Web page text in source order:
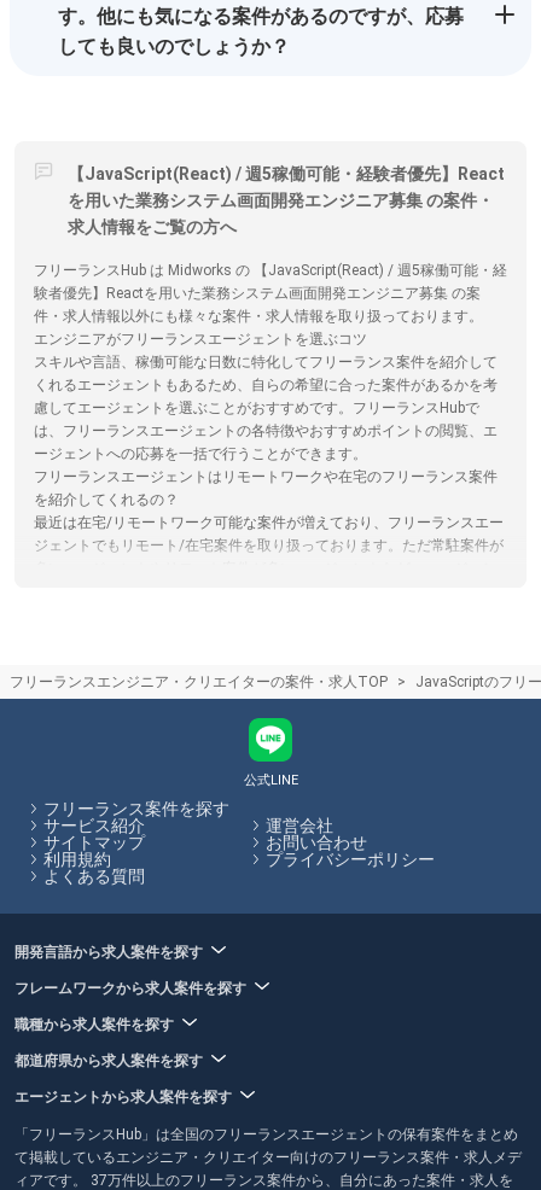
す。他にも気になる案件があるのですが、応募
しても良いのでしょうか？
【JavaScript(React) / 週5稼働可能・経験者優先】React
を用いた業務システム画面開発エンジニア募集 の案件・
求人情報をご覧の方へ
フリーランスHub は Midworks の 【JavaScript(React) / 週5稼働可能・経
験者優先】Reactを用いた業務システム画面開発エンジニア募集 の案
件・求人情報以外にも様々な案件・求人情報を取り扱っております。
エンジニアがフリーランスエージェントを選ぶコツ
スキルや言語、稼働可能な日数に特化してフリーランス案件を紹介して
くれるエージェントもあるため、自らの希望に合った案件があるかを考
慮してエージェントを選ぶことがおすすめです。フリーランスHubで
は、フリーランスエージェントの各特徴やおすすめポイントの閲覧、エ
ージェントへの応募を一括で行うことができます。
フリーランスエージェントはリモートワークや在宅のフリーランス案件
を紹介してくれるの？
最近は在宅/リモートワーク可能な案件が増えており、フリーランスエー
ジェントでもリモート/在宅案件を取り扱っております。ただ常駐案件が
エージェント担当者とのカウンセリング面談の際には、希望の単価や稼
で、お客様の希望に合った案件の紹介可能性が高まります。フリーラン
スHubでは、各エージェントのサービス内容やその比較をサイト内で行
フリーランスHubはお客様のフリーランス案件探しを最大限サポートし
ていきます。
フリーランスエンジニア・クリエイターの案件・求人TOP JavaScriptのフリ
公式LINE
フリーランス案件を探す
サービス紹介
運営会社
サイトマップ
お問い合わせ
利用規約
プライバシーポリシー
よくある質問
開発言語から求人案件を探す
フレームワークから求人案件を探す
職種から求人案件を探す
都道府県から求人案件を探す
エージェントから求人案件を探す
「フリーランスHub」は全国のフリーランスエージェントの保有案件をまとめ
て掲載しているエンジニア・クリエイター向けのフリーランス案件・求人メデ
ィアです。 37万件以上のフリーランス案件から、自分にあった案件・求人を